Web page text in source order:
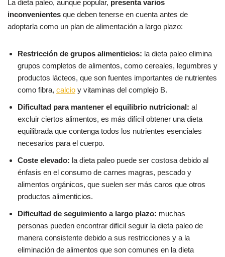
La dieta paleo, aunque popular, presenta varios
inconvenientes que deben tenerse en cuenta antes de
adoptarla como un plan de alimentación a largo plazo:
Restricción de grupos alimenticios: la dieta paleo elimina
grupos completos de alimentos, como cereales, legumbres y
productos lácteos, que son fuentes importantes de nutrientes
como fibra, calcio y vitaminas del complejo B.
Dificultad para mantener el equilibrio nutricional: al
excluir ciertos alimentos, es más difícil obtener una dieta
equilibrada que contenga todos los nutrientes esenciales
necesarios para el cuerpo.
Coste elevado: la dieta paleo puede ser costosa debido al
énfasis en el consumo de carnes magras, pescado y
alimentos orgánicos, que suelen ser más caros que otros
productos alimenticios.
Dificultad de seguimiento a largo plazo: muchas
personas pueden encontrar difícil seguir la dieta paleo de
manera consistente debido a sus restricciones y a la
eliminación de alimentos que son comunes en la dieta